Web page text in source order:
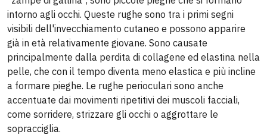
intorno agli occhi. Queste rughe sono tra i primi segni
visibili dell'invecchiamento cutaneo e possono apparire
già in età relativamente giovane. Sono causate
principalmente dalla perdita di collagene ed elastina nella
pelle, che con il tempo diventa meno elastica e più incline
a formare pieghe. Le rughe perioculari sono anche
accentuate dai movimenti ripetitivi dei muscoli facciali,
come sorridere, strizzare gli occhi o aggrottare le
sopracciglia.